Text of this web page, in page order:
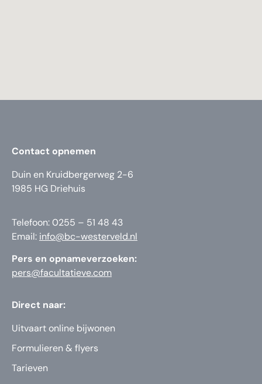
Contact opnemen
Duin en Kruidbergerweg 2-6
1985 HG Driehuis
Telefoon: 0255 – 51 48 43
Email: info@bc-westerveld.nl
Pers en opnameverzoeken:
pers@facultatieve.com
Direct naar:
Uitvaart online bijwonen
Formulieren & flyers
Tarieven